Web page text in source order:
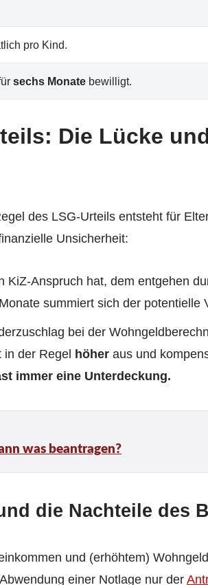
pro Kind.
sechs Monate bewilligt.
Die Lücke
des LSG-Urteils entsteht für
Unsicherheit:
KiZ-Anspruch hat, dem entgehen
summiert sich der potentielle
bei der
der Regel höher aus und
immer eine Unterdeckung.
was beantragen?
die Nachteile des
und (erhöhtem)
einer Notlage nur der